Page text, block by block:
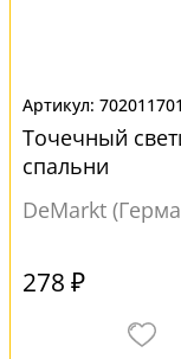
702011701
Точечный
спальни
DeMarkt
278 ₽